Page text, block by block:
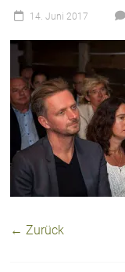
14. Juni 2017
← Zurück